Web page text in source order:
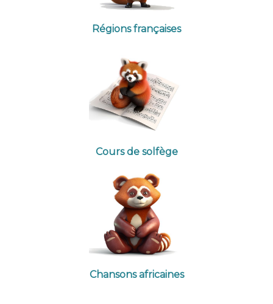
Régions françaises
Cours de solfège
Chansons africaines